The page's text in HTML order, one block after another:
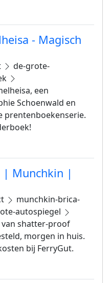
- Magisch
de-grote-
een
Schoenwald en
prentenboekenserie.
| Munchkin |
munchkin-brica-
autospiegel
shatter-proof
morgen in huis.
bij FerryGut.